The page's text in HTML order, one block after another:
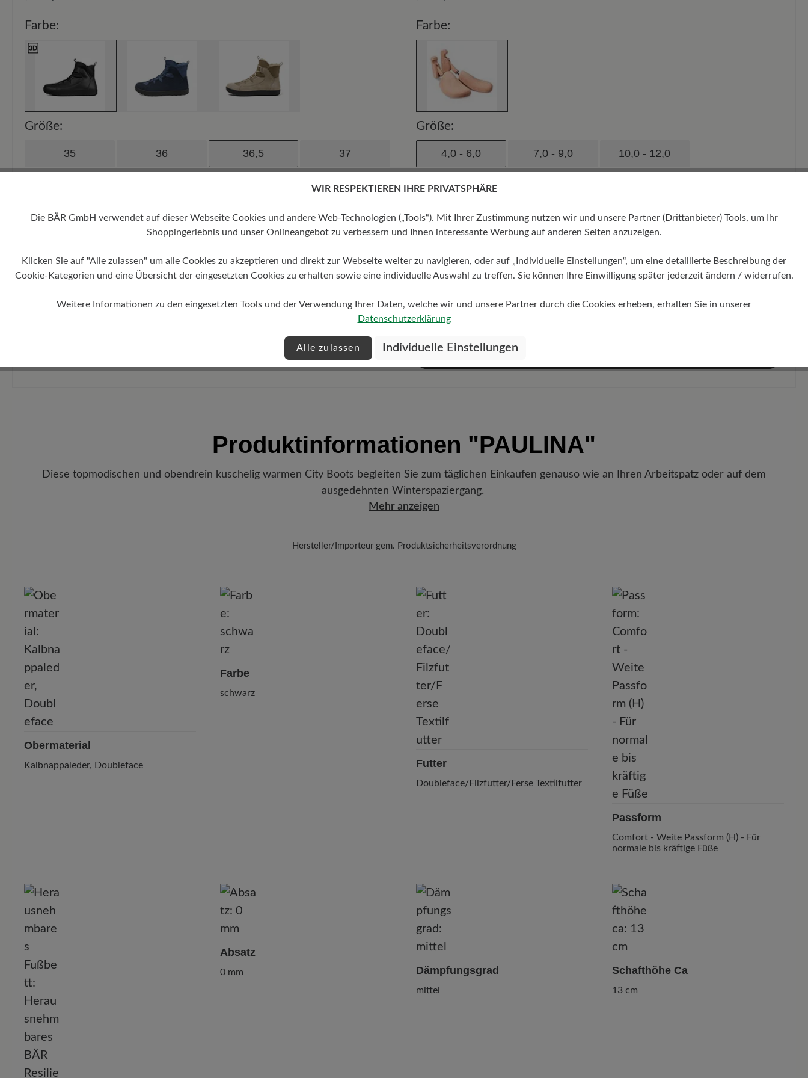
Farbe:
Größe:
35 36 36,5 37
40
40,5 41 42 42.5
Farbe:
Größe:
4,0 - 6,0 7,0 - 9,0 10,0 - 12,0
Statt: CHF 315.00*(8% gespart)
Preis für das Bundle:CHF 289.80*
Produktinformationen "PAULINA"
Diese topmodischen und obendrein kuschelig warmen City Boots begleiten Sie zum täglichen Einkaufen genauso wie an Ihren Arbeitspatz oder auf dem
ausgedehnten Winterspaziergang.
Mehr anzeigen
Hersteller/Importeur gem. Produktsicherheitsverordnung
Pleidelsheimer Str. 15/1, 74321 Bietigheim-Bissingen, Deutschland
kundenbetreuung@baer-schuhe.ch
Telefon: 0800 88 62 63
Obermaterial
Kalbnappaleder, Doubleface
Farbe
schwarz
Futter
Doubleface/Filzfutter/Ferse Textilfutter
Passform
Comfort - Weite Passform (H) - Für
normale bis kräftige Füße
Absatz
0 mm Dämpfungsgrad
mittel
Schafthöhe Ca
13 cm
WIR RESPEKTIEREN IHRE PRIVATSPHÄRE
Die BÄR GmbH verwendet auf dieser Webseite Cookies und andere Web-Technologien („Tools“). Mit Ihrer Zustimmung nutzen wir und unsere Partner (Drittanbieter) Tools, um Ihr
Shoppingerlebnis und unser Onlineangebot zu verbessern und Ihnen interessante Werbung auf anderen Seiten anzuzeigen.
Klicken Sie auf "Alle zulassen" um alle Cookies zu akzeptieren und direkt zur Webseite weiter zu navigieren, oder auf „Individuelle Einstellungen“, um eine detaillierte Beschreibung der
Cookie-Kategorien und eine Übersicht der eingesetzten Cookies zu erhalten sowie eine individuelle Auswahl zu treffen. Sie können Ihre Einwilligung später jederzeit ändern / widerrufen.
Weitere Informationen zu den eingesetzten Tools und der Verwendung Ihrer Daten, welche wir und unsere Partner durch die Cookies erheben, erhalten Sie in unserer
Datenschutzerklärung
Alle zulassen Individuelle Einstellungen